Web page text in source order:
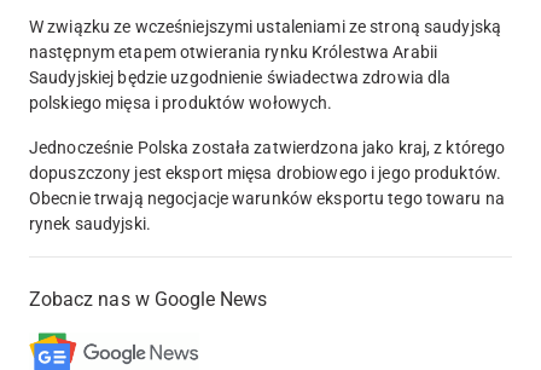
W związku ze wcześniejszymi ustaleniami ze stroną saudyjską
następnym etapem otwierania rynku Królestwa Arabii
Saudyjskiej będzie uzgodnienie świadectwa zdrowia dla
polskiego mięsa i produktów wołowych.
Jednocześnie Polska została zatwierdzona jako kraj, z którego
dopuszczony jest eksport mięsa drobiowego i jego produktów.
Obecnie trwają negocjacje warunków eksportu tego towaru na
rynek saudyjski.
Zobacz nas w Google News